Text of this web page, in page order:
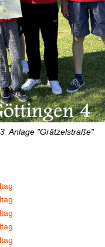
Anlage "Grätzelstraße"